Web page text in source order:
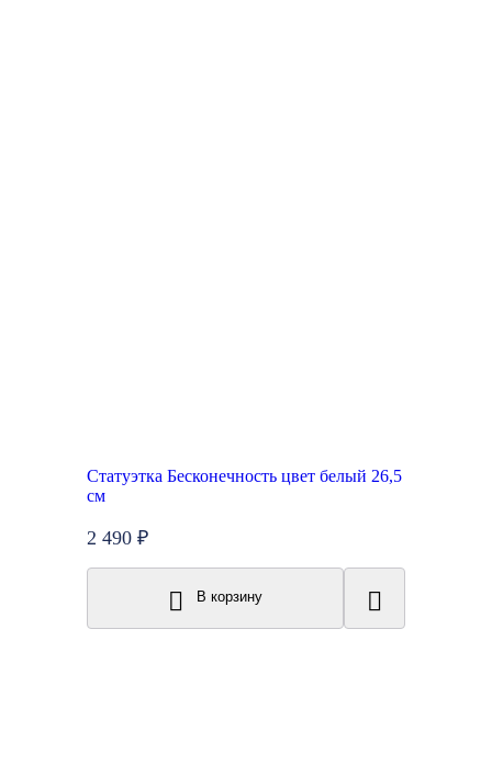
Статуэтка Бесконечность цвет белый 26,5
см
2 490 ₽
В корзину